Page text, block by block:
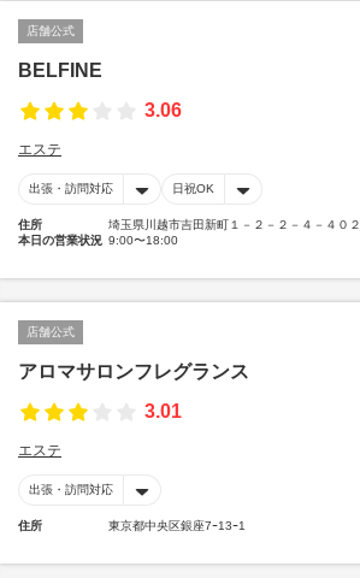
店舗公式
BELFINE
3.06
エステ
出張・訪問対応 日祝OK
住所
埼玉県川越市吉田新町１－２－２－４－４０２
本日の営業状況 9:00〜18:00
店舗公式
アロマサロンフレグランス
3.01
エステ
出張・訪問対応
住所 東京都中央区銀座7ｰ13ｰ1